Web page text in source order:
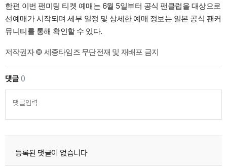
한편 이번 팬미팅 티켓 예매는 6월 5일부터 공식 팬클럽을 대상으로
선예매가 시작되며 세부 일정 및 상세한 예매 정보는 일본 공식 팬커
뮤니티를 통해 확인할 수 있다.
저작권자 © 세종타임즈 무단전재 및 재배포 금지
댓글0
댓글입력
등록된 댓글이 없습니다